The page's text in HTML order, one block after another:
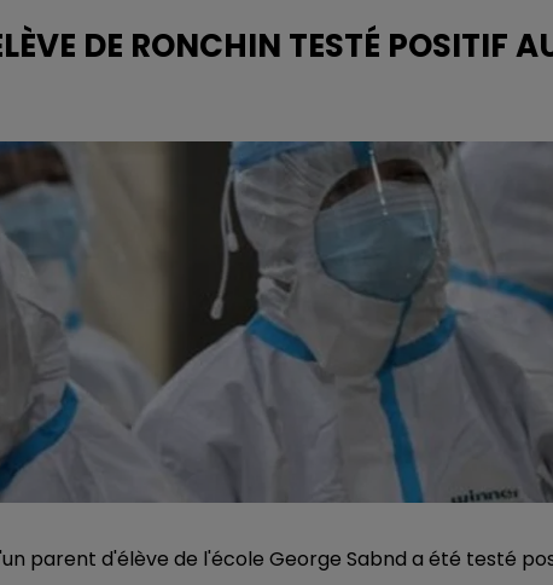
DE RONCHIN TESTÉ POSITIF
parent d'élève de l'école George Sabnd a été testé